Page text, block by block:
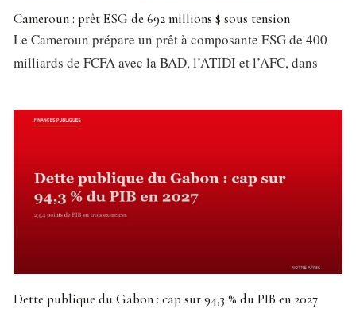
Cameroun : prêt ESG de 692 millions $ sous tension
Le Cameroun prépare un prêt à composante ESG de 400
milliards de FCFA avec la BAD, l’ATIDI et l’AFC, dans
Dette publique du Gabon : cap sur 94,3 % du PIB en 2027